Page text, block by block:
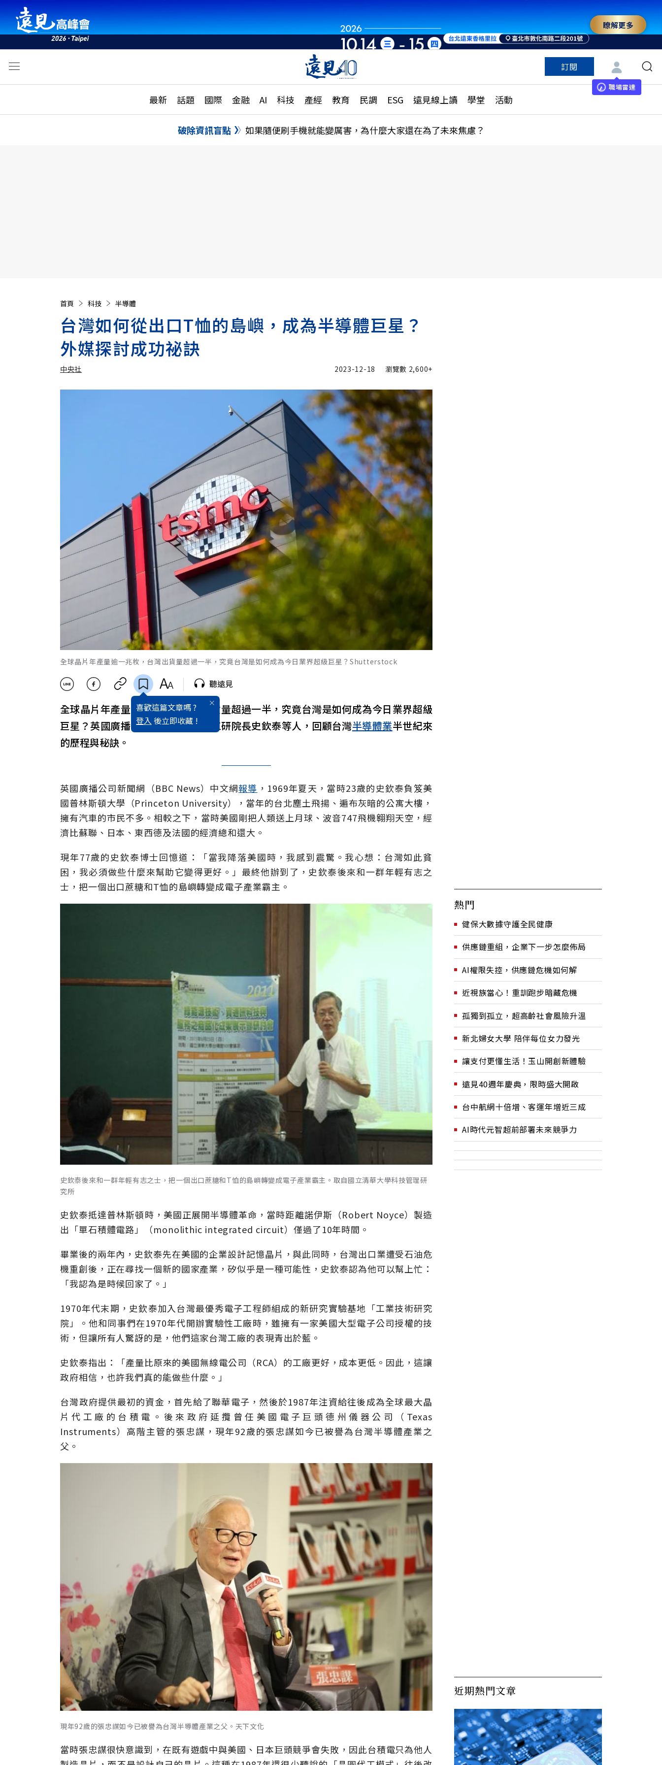
瞭解更多
訂閱
職場雷達
最新 話題 國際 金融 AI 科技 產經 教育 民調 ESG 遠見線上讀 學堂 活動
活動
話題
國際
特輯
大學升學、職涯攻略
縣市施政調查全解析
更多訂閱方案
特色頻道
破除資訊盲點 如果隨便刷手機就能變厲害，為什麼大家還在為了未來焦慮？
首頁 科技 半導體
台灣如何從出口T恤的島嶼，成為半導體巨星？
外媒探討成功祕訣
中央社 2023-12-18 瀏覽數 2,600+
全球晶片年產量逾一兆枚，台灣出貨量超過一半，究竟台灣是如何成為今日業界超級巨星？Shutterstock
喜歡這篇文章嗎 ?
登入 後立即收藏 !
聽遠見
全球晶片年產量逾一兆枚，台灣出貨量超過一半，究竟台灣是如何成為今日業界超級
巨星？英國廣播公司新聞網訪問前工研院長史欽泰等人，回顧台灣半導體業半世紀來
的歷程與秘訣。
英國廣播公司新聞網（BBC News）中文網報導 ，1969年夏天，當時23歲的史欽泰負笈美
國普林斯頓大學（Princeton University），當年的台北塵土飛揚、遍布灰暗的公寓大樓，
擁有汽車的市民不多。相較之下，當時美國剛把人類送上月球、波音747飛機翱翔天空，經
濟比蘇聯、日本、東西德及法國的經濟總和還大。
現年77歲的史欽泰博士回憶道：「當我降落美國時，我感到震驚。我心想：台灣如此貧
困，我必須做些什麼來幫助它變得更好。」最終他辦到了，史欽泰後來和一群年輕有志之
士，把一個出口蔗糖和T恤的島嶼轉變成電子產業霸主。
史欽泰後來和一群年輕有志之士，把一個出口蔗糖和T恤的島嶼轉變成電子產業霸主。取自國立清華大學科技管理研
究所
史欽泰抵達普林斯頓時，美國正展開半導體革命，當時距離諾伊斯（Robert Noyce）製造
出「單石積體電路」（monolithic integrated circuit）僅過了10年時間。
畢業後的兩年內，史欽泰先在美國的企業設計記憶晶片，與此同時，台灣出口業遭受石油危
機重創後，正在尋找一個新的國家產業，矽似乎是一種可能性，史欽泰認為他可以幫上忙：
「我認為是時候回家了。」
1970年代末期，史欽泰加入台灣最優秀電子工程師組成的新研究實驗基地「工業技術研究
院」。他和同事們在1970年代開辦實驗性工廠時，雖擁有一家美國大型電子公司授權的技
術，但讓所有人驚訝的是，他們這家台灣工廠的表現青出於藍。
史欽泰指出：「產量比原來的美國無線電公司（RCA）的工廠更好，成本更低。因此，這讓
政府相信，也許我們真的能做些什麼。」
台灣政府提供最初的資金，首先給了聯華電子，然後於1987年注資給往後成為全球最大晶
片代工廠的台積電。後來政府延攬曾任美國電子巨頭德州儀器公司（Texas
Instruments）高階主管的張忠謀，現年92歲的張忠謀如今已被譽為台灣半導體產業之
父。
現年92歲的張忠謀如今已被譽為台灣半導體產業之父。天下文化
當時張忠謀很快意識到，在既有遊戲中與美國、日本巨頭競爭會失敗，因此台積電只為他人
熱門
健保大數據守護全民健康
供應鏈重組，企業下一步怎麼佈局
AI權限失控，供應鏈危機如何解
近視族當心！重訓跑步暗藏危機
孤獨到孤立，超高齡社會風險升溫
新北婦女大學 陪伴每位女力發光
讓支付更懂生活！玉山開創新體驗
遠見40週年慶典，限時盛大開啟
台中航網十倍增、客運年增近三成
AI時代元智超前部署未來競爭力
近期熱門文章